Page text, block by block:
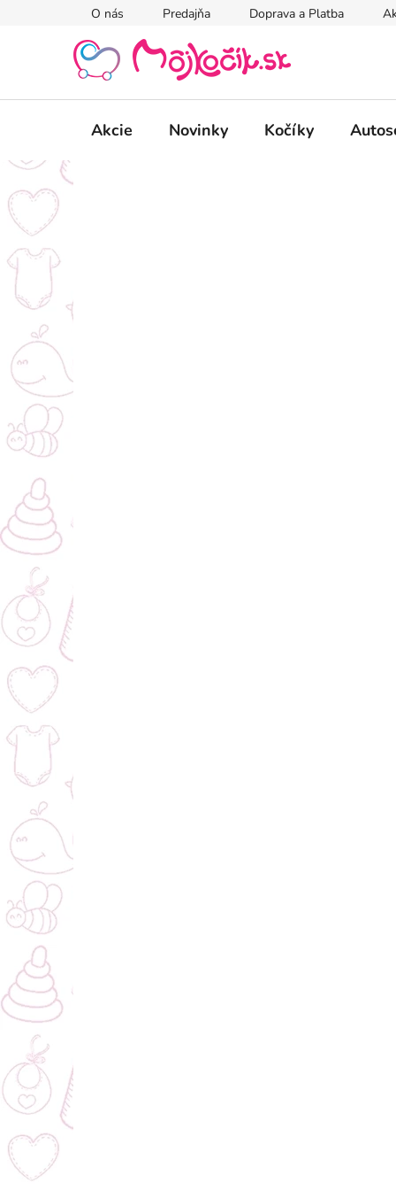
O nás Predajňa Doprava a Platba
Akcie Novinky Kočíky